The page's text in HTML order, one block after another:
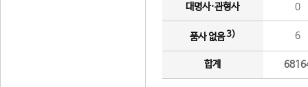
대명사·관형사 0
품사 없음3) 6
합계